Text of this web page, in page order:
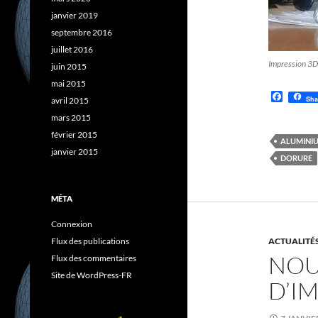
Impression
F
b
o
o
DORURE
janvier 2019
septembre 2016
juillet 2016
juin 2015
mai 2015
avril 2015
mars 2015
février 2015
janvier 2015
MÉTA
Connexion
Flux des publications
Flux des commentaires
Site de WordPress-FR